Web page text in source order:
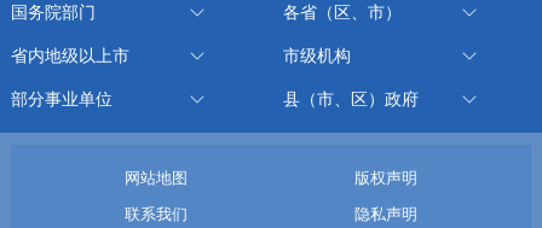
国务院部门 各省（区、市）
省内地级以上市 市级机构
部分事业单位 县（市、区）政府
网站地图
版权声明
联系我们
隐私声明